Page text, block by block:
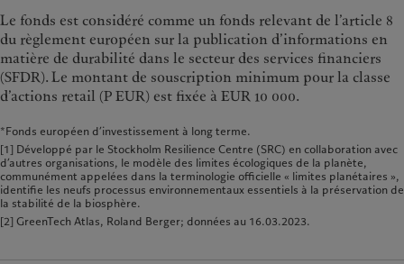
Le fonds est considéré comme un fonds relevant de l’article 8
du règlement européen sur la publication d’informations en
matière de durabilité dans le secteur des services financiers
(SFDR). Le montant de souscription minimum pour la classe
d’actions retail (P EUR) est fixée à EUR 10 000.
*Fonds européen d’investissement à long terme.
[1] Développé par le Stockholm Resilience Centre (SRC) en collaboration avec
d’autres organisations, le modèle des limites écologiques de la planète,
communément appelées dans la terminologie officielle « limites planétaires »,
identifie les neufs processus environnementaux essentiels à la préservation de
la stabilité de la biosphère.
[2] GreenTech Atlas, Roland Berger; données au 16.03.2023.